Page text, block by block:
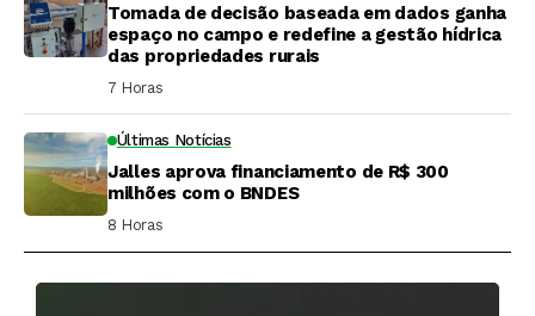
Tomada de decisão baseada em dados ganha
espaço no campo e redefine a gestão hídrica
das propriedades rurais
7 Horas ⁮
Últimas Notícias
Jalles aprova financiamento de R$ 300
milhões com o BNDES
8 Horas ⁮